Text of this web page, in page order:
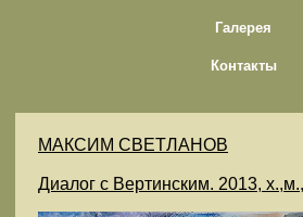
Галерея
Контакты
МАКСИМ СВЕТЛАНОВ
Диалог с Вертинским. 2013,